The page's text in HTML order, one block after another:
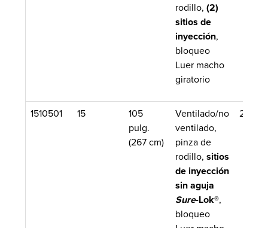
rodillo, (2)
sitios de
inyección,
bloqueo
Luer macho
giratorio
1510501 15
105
pulg.
(267 cm)
Ventilado/no
ventilado,
pinza de
rodillo, sitios
de inyección
sin aguja
Sure-Lok®,
bloqueo
20 mL